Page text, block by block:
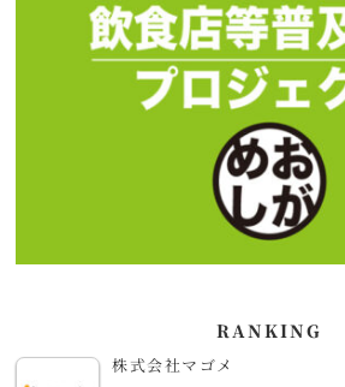
RANKING
株式会社マゴメ